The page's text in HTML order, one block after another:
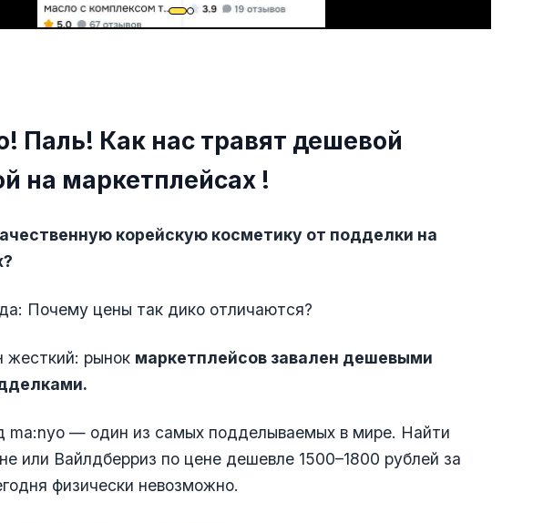
Паль! Как нас травят дешевой
на маркетплейсах !
корейскую косметику от подделки на
Почему цены так дико отличаются?
жесткий: рынок маркетплейсов завален дешевыми
ma:nyo — один из самых подделываемых в мире. Найти
или Вайлдберриз по цене дешевле 1500–1800 рублей за
физически невозможно.